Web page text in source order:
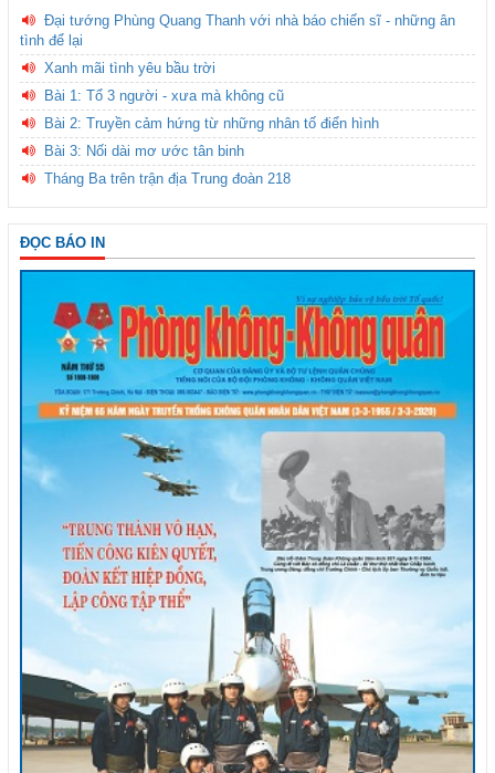
Đại tướng Phùng Quang Thanh với nhà báo chiến sĩ - những ân
tình để lại
Xanh mãi tình yêu bầu trời
Bài 1: Tổ 3 người - xưa mà không cũ
Bài 2: Truyền cảm hứng từ những nhân tố điển hình
Bài 3: Nối dài mơ ước tân binh
Tháng Ba trên trận địa Trung đoàn 218
ĐỌC BÁO IN